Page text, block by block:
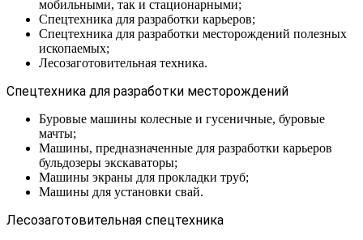
мобильными, так и стационарными;
Спецтехника для разработки карьеров;
Спецтехника для разработки месторождений полезных
ископаемых;
Лесозаготовительная техника.
Спецтехника для разработки месторождений
Буровые машины колесные и гусеничные, буровые
мачты;
Машины, предназначенные для разработки карьеров
бульдозеры экскаваторы;
Машины экраны для прокладки труб;
Машины для установки свай.
Лесозаготовительная спецтехника